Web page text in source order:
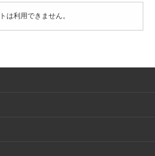
は利用できません。